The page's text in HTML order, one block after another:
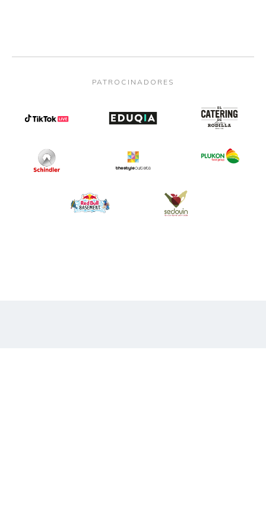
PATROCINADORES